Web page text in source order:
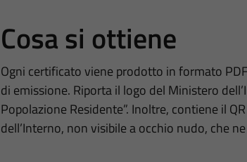
Cosa si ottiene
Ogni certificato viene prodotto in formato
di emissione. Riporta il logo del Ministero
Popolazione Residente”. Inoltre, contiene il
dell’Interno, non visibile a occhio nudo, che